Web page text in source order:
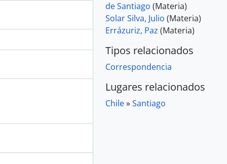
de Santiago (Materia)
Solar Silva, Julio (Materia)
Errázuriz, Paz (Materia)
Tipos relacionados
Correspondencia
Lugares relacionados
Chile»Santiago